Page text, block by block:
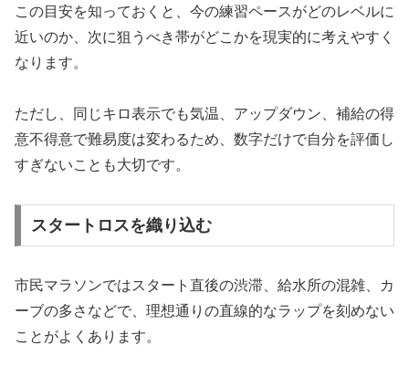
この目安を知っておくと、今の練習ペースがどのレベルに
近いのか、次に狙うべき帯がどこかを現実的に考えやすく
なります。
ただし、同じキロ表示でも気温、アップダウン、補給の得
意不得意で難易度は変わるため、数字だけで自分を評価し
すぎないことも大切です。
スタートロスを織り込む
市民マラソンではスタート直後の渋滞、給水所の混雑、カ
ーブの多さなどで、理想通りの直線的なラップを刻めない
ことがよくあります。